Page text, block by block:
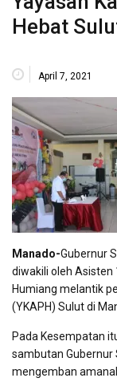
Hebat
April 7, 2021
Manado-Gubernur
diwakili oleh Asisten
Humiang melantik
(YKAPH) Sulut di
Pada Kesempatan
sambutan
mengemban